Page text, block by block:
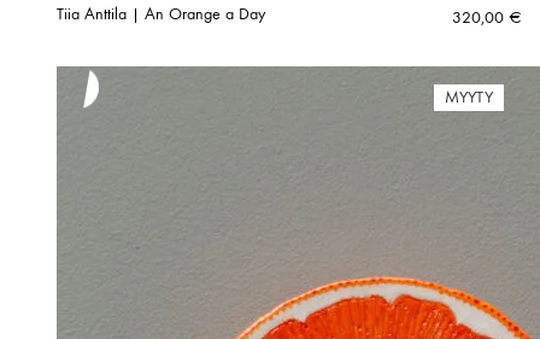
Tiia Anttila | An Orange a Day 320,00 €
MYYTY